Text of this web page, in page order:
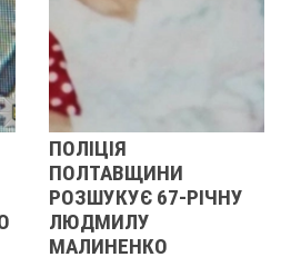
ПОЛІЦІЯ
ПОЛТАВЩИНИ
РОЗШУКУЄ 67-РІЧНУ
ЛЮДМИЛУ
МАЛИНЕНКО